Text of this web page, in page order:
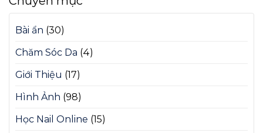
Bài ẩn (30)
Chăm Sóc Da (4)
Giới Thiệu (17)
Hình Ảnh (98)
Học Nail Online (15)